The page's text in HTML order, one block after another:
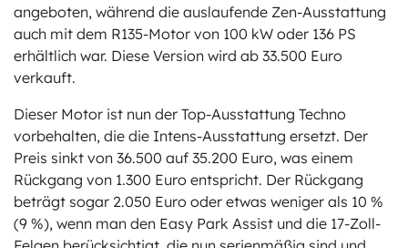
angeboten, während die auslaufende Zen-Ausstattung
auch mit dem R135-Motor von 100 kW oder 136 PS
erhältlich war. Diese Version wird ab 33.500 Euro
verkauft.
Dieser Motor ist nun der Top-Ausstattung Techno
vorbehalten, die die Intens-Ausstattung ersetzt. Der
Preis sinkt von 36.500 auf 35.200 Euro, was einem
Rückgang von 1.300 Euro entspricht. Der Rückgang
beträgt sogar 2.050 Euro oder etwas weniger als 10 %
(9 %), wenn man den Easy Park Assist und die 17-Zoll-